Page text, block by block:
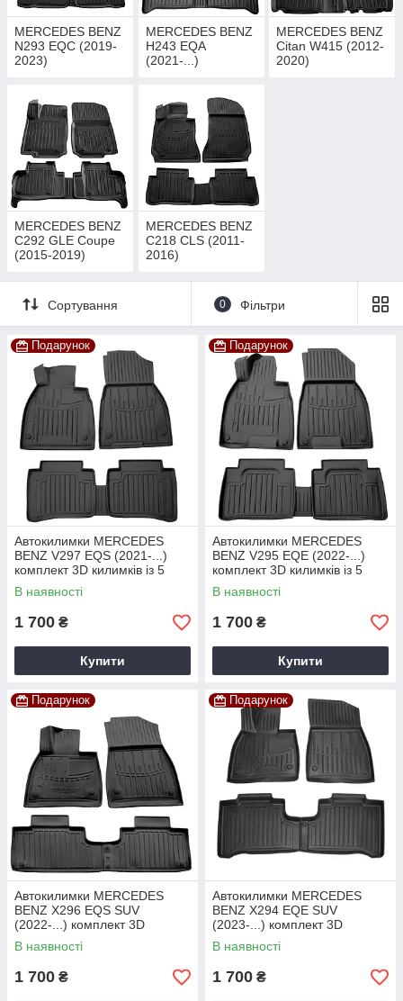
MERCEDES BENZ
N293 EQC (2019-
2023)
MERCEDES BENZ
H243 EQA
(2021-...)
MERCEDES BENZ
Citan W415 (2012-
2020)
MERCEDES BENZ
C292 GLE Coupe
(2015-2019)
MERCEDES BENZ
C218 CLS (2011-
2016)
Сортування 0 Фільтри
Подарунок
Автокилимки MERCEDES
BENZ V297 EQS (2021-...)
комплект 3D килимків із 5
штук
В наявності
1 700 ₴
Купити
Подарунок
Автокилимки MERCEDES
BENZ V295 EQE (2022-...)
комплект 3D килимків із 5
штук
В наявності
1 700 ₴
Купити
Подарунок
Автокилимки MERCEDES
BENZ X296 EQS SUV
(2022-...) комплект 3D
килимків із 4 штук
В наявності
1 700 ₴
Подарунок
Автокилимки MERCEDES
BENZ X294 EQE SUV
(2023-...) комплект 3D
килимків із 4 штук
В наявності
1 700 ₴